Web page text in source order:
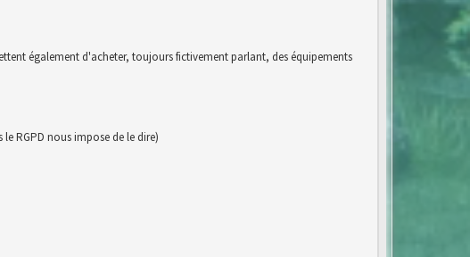
également d'acheter, toujours fictivement parlant, des équipements
RGPD nous impose de le dire)